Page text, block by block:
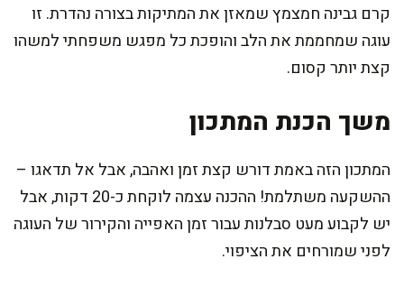
קרם גבינה חמצמץ שמאזן את המתיקות בצורה נהדרת. זו
עוגה שמחממת את הלב והופכת כל מפגש משפחתי למשהו
קצת יותר קסום.
משך הכנת המתכון
המתכון הזה באמת דורש קצת זמן ואהבה, אבל אל תדאגו –
ההשקעה משתלמת! ההכנה עצמה לוקחת כ-20 דקות, אבל
יש לקבוע מעט סבלנות עבור זמן האפייה והקירור של העוגה
לפני שמורחים את הציפוי.